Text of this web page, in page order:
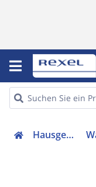
Hausgeräte